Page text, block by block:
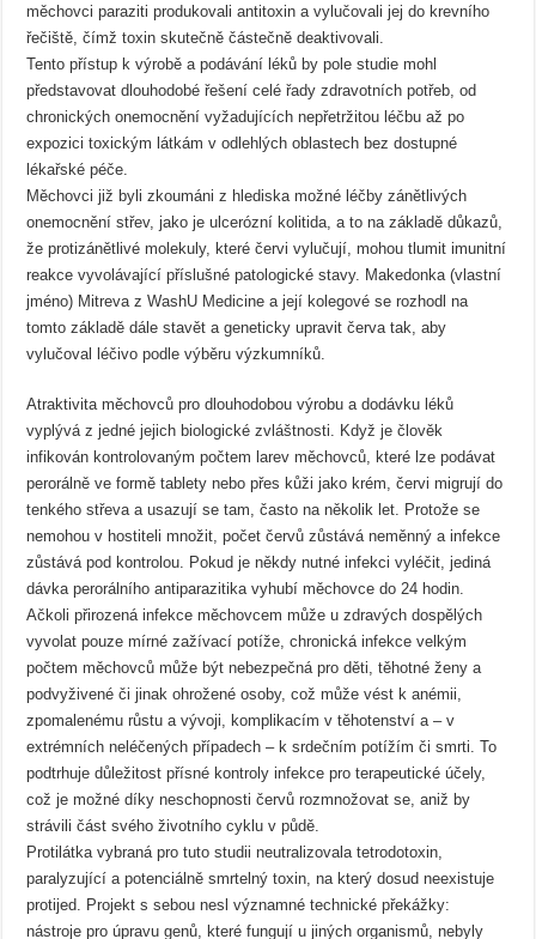
měchovci paraziti produkovali antitoxin a vylučovali jej do krevního
řečiště, čímž toxin skutečně částečně deaktivovali.
Tento přístup k výrobě a podávání léků by pole studie mohl
představovat dlouhodobé řešení celé řady zdravotních potřeb, od
chronických onemocnění vyžadujících nepřetržitou léčbu až po
expozici toxickým látkám v odlehlých oblastech bez dostupné
lékařské péče.
Měchovci již byli zkoumáni z hlediska možné léčby zánětlivých
onemocnění střev, jako je ulcerózní kolitida, a to na základě důkazů,
že protizánětlivé molekuly, které červi vylučují, mohou tlumit imunitní
reakce vyvolávající příslušné patologické stavy. Makedonka (vlastní
jméno) Mitreva z WashU Medicine a její kolegové se rozhodl na
tomto základě dále stavět a geneticky upravit červa tak, aby
vylučoval léčivo podle výběru výzkumníků.
Atraktivita měchovců pro dlouhodobou výrobu a dodávku léků
vyplývá z jedné jejich biologické zvláštnosti. Když je člověk
infikován kontrolovaným počtem larev měchovců, které lze podávat
perorálně ve formě tablety nebo přes kůži jako krém, červi migrují do
tenkého střeva a usazují se tam, často na několik let. Protože se
nemohou v hostiteli množit, počet červů zůstává neměnný a infekce
zůstává pod kontrolou. Pokud je někdy nutné infekci vyléčit, jediná
dávka perorálního antiparazitika vyhubí měchovce do 24 hodin.
Ačkoli přirozená infekce měchovcem může u zdravých dospělých
vyvolat pouze mírné zažívací potíže, chronická infekce velkým
počtem měchovců může být nebezpečná pro děti, těhotné ženy a
podvyživené či jinak ohrožené osoby, což může vést k anémii,
zpomalenému růstu a vývoji, komplikacím v těhotenství a – v
extrémních neléčených případech – k srdečním potížím či smrti. To
podtrhuje důležitost přísné kontroly infekce pro terapeutické účely,
což je možné díky neschopnosti červů rozmnožovat se, aniž by
strávili část svého životního cyklu v půdě.
Protilátka vybraná pro tuto studii neutralizovala tetrodotoxin,
paralyzující a potenciálně smrtelný toxin, na který dosud neexistuje
protijed. Projekt s sebou nesl významné technické překážky:
nástroje pro úpravu genů, které fungují u jiných organismů, nebyly